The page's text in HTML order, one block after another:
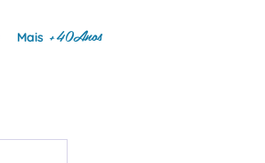
Mais +40Anos